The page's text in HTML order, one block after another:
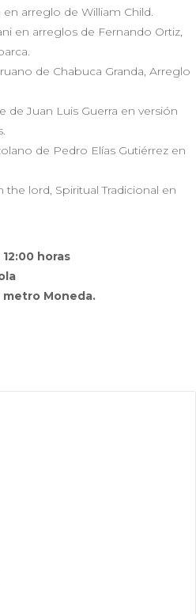
arreglo de William Child.
en arreglos de Fernando Ortiz,
de Chabuca Granda, Arreglo
de Juan Luis Guerra en versión
de Pedro Elías Gutiérrez en
the lord, Spiritual Tradicional en
horas
metro Moneda.